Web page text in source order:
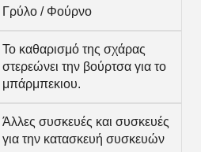
Γρύλο / Φούρνο
Το καθαρισμό της σχάρας
στερεώνει την βούρτσα για το
μπάρμπεκιου.
Άλλες συσκευές και συσκευές
για την κατασκευή συσκευών